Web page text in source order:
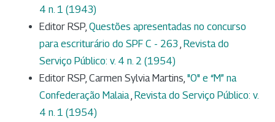
4 n. 1 (1943)
Editor RSP, Questões apresentadas no concurso
para escriturário do SPF C - 263 , Revista do
Serviço Público: v. 4 n. 2 (1954)
Editor RSP, Carmen Sylvia Martins, "O" e “M” na
Confederação Malaia, Revista do Serviço Público: v.
4 n. 1 (1954)